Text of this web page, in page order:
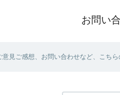
お問い
見ご感想、お問い合わせなど、こち